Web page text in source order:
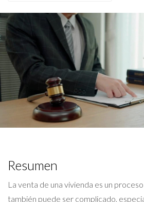
Resumen
La venta de una vivienda es un
también puede ser complicado,